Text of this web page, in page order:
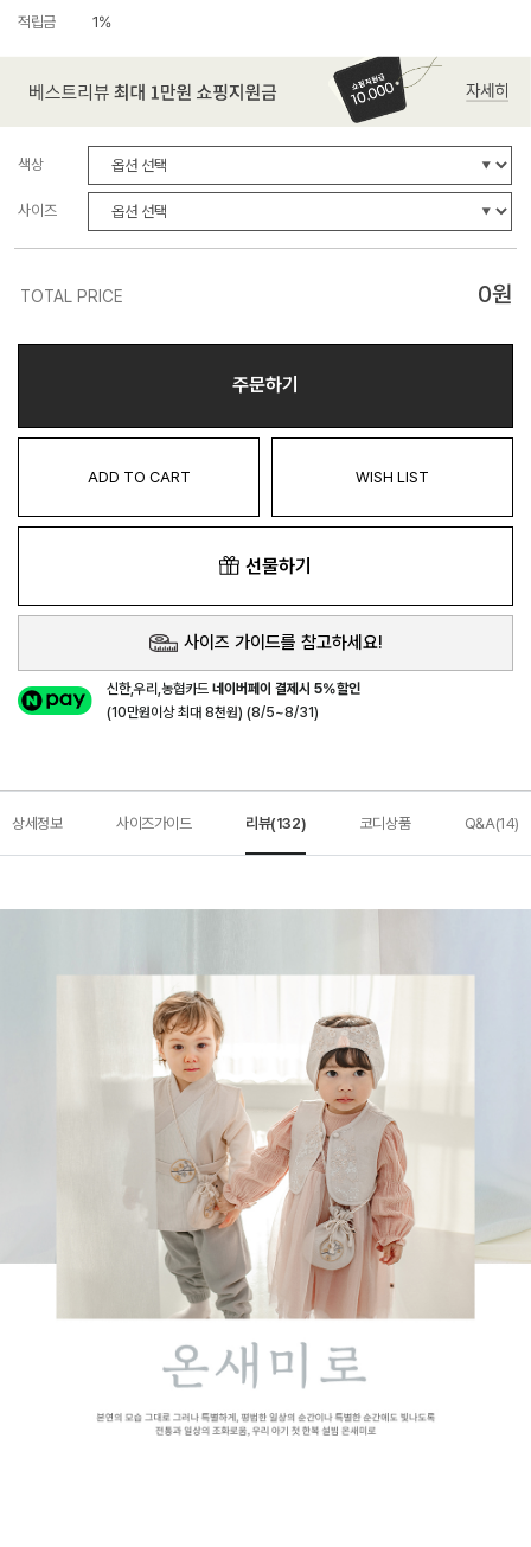
적립금 1%
색상
사이즈
TOTAL PRICE 0원
주문하기
ADD TO CART WISH LIST
선물하기
사이즈 가이드를 참고하세요!
신한,우리,농협카드네이버페이 결제시 5%할인
(10만원이상 최대 8천원) (8/5~8/31)
상세정보 사이즈가이드 리뷰(132) 코디상품 Q&A(14)